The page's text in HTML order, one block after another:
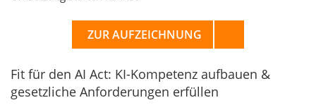
ZUR AUFZEICHNUNG
Fit für den AI Act: KI-Kompetenz aufbauen &
gesetzliche Anforderungen erfüllen